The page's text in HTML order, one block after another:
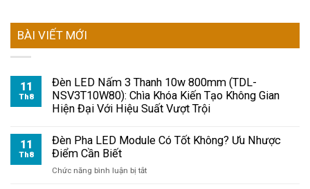
BÀI VIẾT MỚI
11
Th8
Đèn LED Nấm 3 Thanh 10w 800mm (TDL-
NSV3T10W80): Chìa Khóa Kiến Tạo Không Gian
Hiện Đại Với Hiệu Suất Vượt Trội
11
Th8
Đèn Pha LED Module Có Tốt Không? Ưu Nhược
Điểm Cần Biết
Chức năng bình luận bị tắtở